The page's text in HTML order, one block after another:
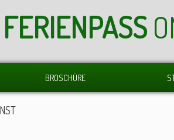
FERIENPASS
BROSCHÜRE